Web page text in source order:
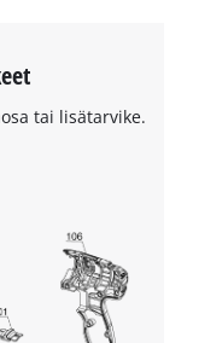
tai lisätarvike.